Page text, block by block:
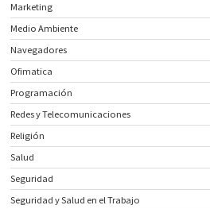
Marketing
Medio Ambiente
Navegadores
Ofimatica
Programación
Redes y Telecomunicaciones
Religión
Salud
Seguridad
Seguridad y Salud en el Trabajo